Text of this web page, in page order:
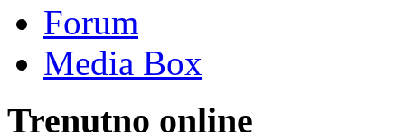
Forum
Media Box
Trenutno online